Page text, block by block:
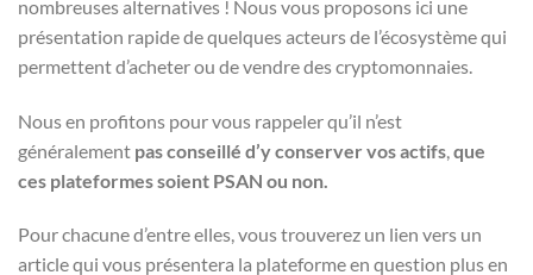
nombreuses alternatives ! Nous vous proposons ici une
présentation rapide de quelques acteurs de l’écosystème qui
permettent d’acheter ou de vendre des cryptomonnaies.
Nous en profitons pour vous rappeler qu’il n’est
généralement pas conseillé d’y conserver vos actifs que
ces plateformes soient PSAN ou non.
Pour chacune d’entre elles, vous trouverez un lien vers un
article qui vous présentera la plateforme en question plus en